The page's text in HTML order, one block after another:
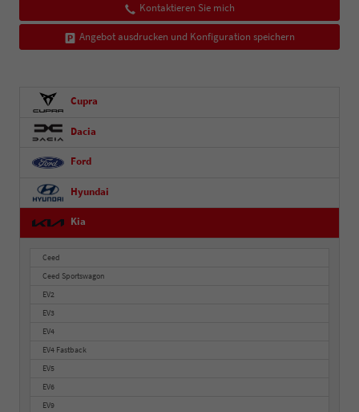
Kontaktieren Sie mich
Angebot ausdrucken und Konfiguration speichern
Cupra
Dacia
Ford
Hyundai
Kia
Ceed
Ceed Sportswagon
EV2
EV3
EV4
EV4 Fastback
EV5
EV6
EV9